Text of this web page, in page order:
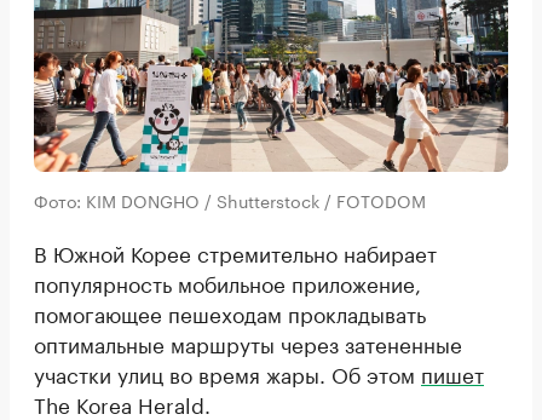
Фото: KIM DONGHO / Shutterstock / FOTODOM
В Южной Корее стремительно набирает
популярность мобильное приложение,
помогающее пешеходам прокладывать
оптимальные маршруты через затененные
участки улиц во время жары. Об этом пишет
The Korea Herald.